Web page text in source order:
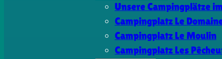
Unsere Campingplätze
Campingplatz Le
Campingplatz Le Moulin
Campingplatz Les